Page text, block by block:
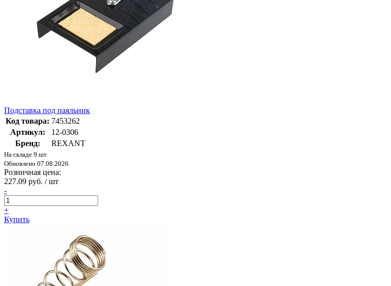
Подставка под паяльник
Код товара: 7453262
Артикул:
12-0306
Бренд:
REXANT
На складе 9 шт
Обновлено 07.08.2026
Розничная цена:
227.09 руб. / шт
-
+
Купить